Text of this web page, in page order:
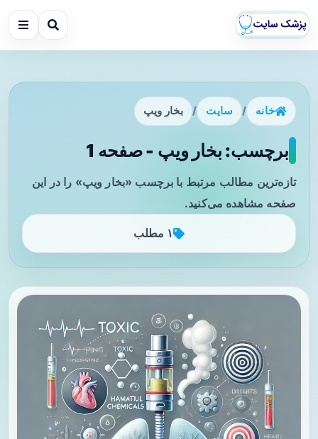
خانه / سایت / بخار ویپ
برچسب: بخار ویپ - صفحه 1
تازه‌ترین مطالب مرتبط با برچسب «بخار ویپ» را در این
صفحه مشاهده می‌کنید.
۱ مطلب